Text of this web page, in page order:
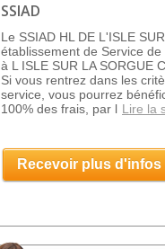
SSIAD
Le SSIAD HL DE L'ISLE
établissement de Service
à L ISLE SUR LA SORGUE
Si vous rentrez dans les
service, vous pourrez
100% des frais, par l Lire la
Recevoir plus d'infos